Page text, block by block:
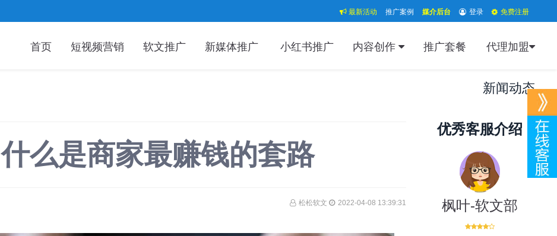
最新活动 推广案例 媒介后台 登录 免费注册
首页 短视频营销 软文推广 新媒体推广 小红书推广 内容创作 推广套餐 代理加盟
新闻动态
什么是商家最赚钱的套路
松松软文 2022-04-08 13:39:31
优秀客服介绍
枫叶-软文部